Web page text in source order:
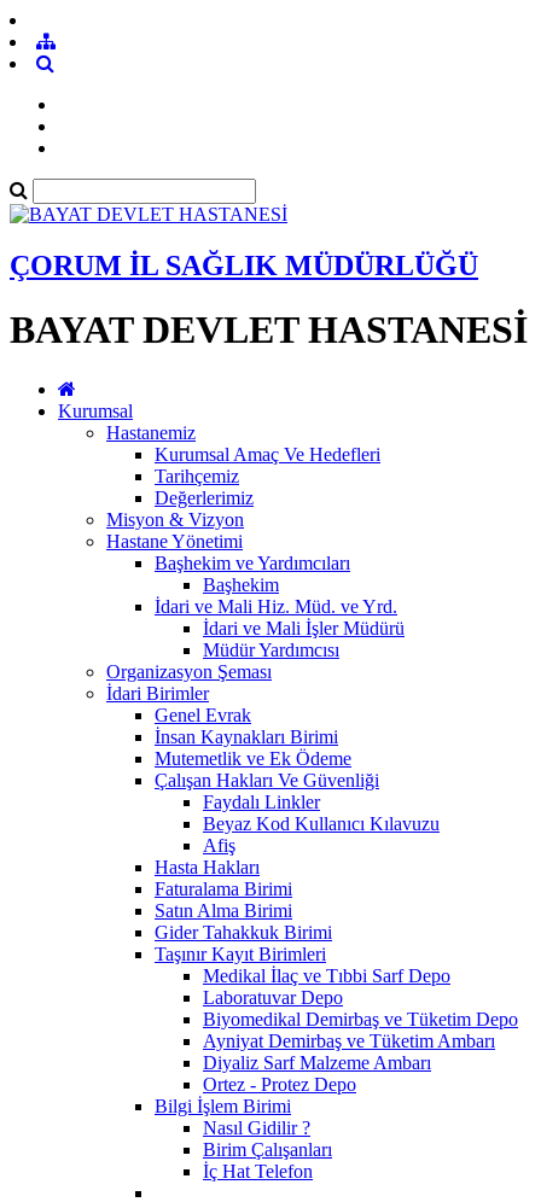
ÇORUM İL SAĞLIK MÜDÜRLÜĞÜ
BAYAT DEVLET HASTANESİ
Kurumsal
Hastanemiz
Kurumsal Amaç Ve Hedefleri
Tarihçemiz
Değerlerimiz
Misyon & Vizyon
Hastane Yönetimi
Başhekim ve Yardımcıları
Başhekim
İdari ve Mali Hiz. Müd. ve Yrd.
İdari ve Mali İşler Müdürü
Müdür Yardımcısı
Organizasyon Şeması
İdari Birimler
Genel Evrak
İnsan Kaynakları Birimi
Mutemetlik ve Ek Ödeme
Çalışan Hakları Ve Güvenliği
Faydalı Linkler
Beyaz Kod Kullanıcı Kılavuzu
Afiş
Hasta Hakları
Faturalama Birimi
Satın Alma Birimi
Gider Tahakkuk Birimi
Taşınır Kayıt Birimleri
Medikal İlaç ve Tıbbi Sarf Depo
Laboratuvar Depo
Biyomedikal Demirbaş ve Tüketim Depo
Ayniyat Demirbaş ve Tüketim Ambarı
Diyaliz Sarf Malzeme Ambarı
Ortez - Protez Depo
Bilgi İşlem Birimi
Nasıl Gidilir ?
Birim Çalışanları
İç Hat Telefon